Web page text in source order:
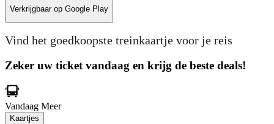
Verkrijgbaar op Google Play
Vind het goedkoopste treinkaartje voor je reis
Zeker uw ticket vandaag en krijg de beste deals!
Vandaag Meer
Kaartjes